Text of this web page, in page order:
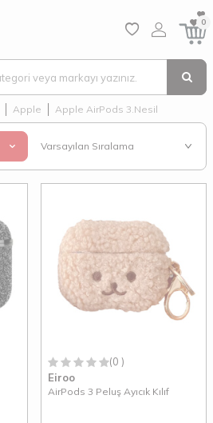
0
Apple Apple AirPods 3.Nesil
(0 )
Eiroo
AirPods 3 Peluş Ayıcık Kılıf